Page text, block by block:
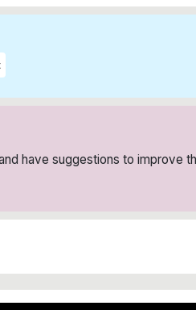
have suggestions to improve